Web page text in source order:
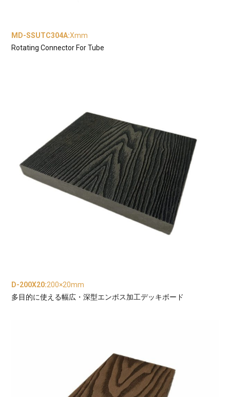
MD-SSUTC304A:Xmm
Rotating Connector For Tube
D-200X20:200×20mm
多目的に使える幅広・深型エンボス加工デッキボード